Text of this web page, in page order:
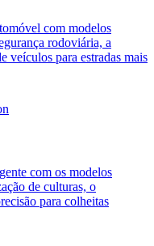
com modelos
rodoviária, a
veículos para estradas mais
com os modelos
de culturas, o
para colheitas